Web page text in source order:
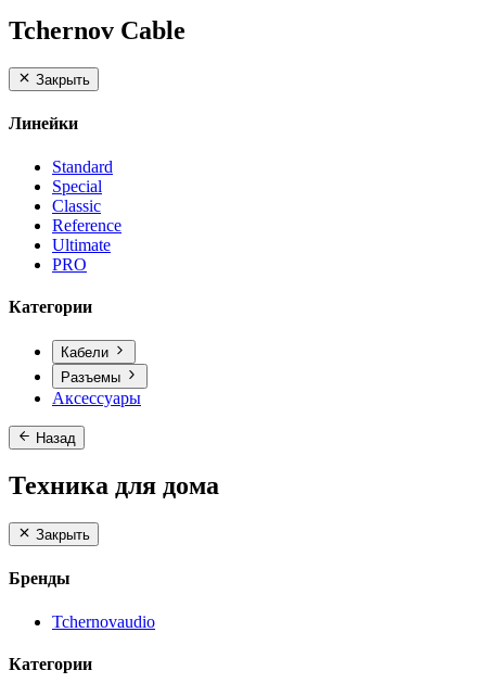
Tchernov Cable
Закрыть
Линейки
Standard
Special
Classic
Reference
Ultimate
PRO
Категории
Кабели
Разъемы
Аксессуары
Назад
Техника для дома
Закрыть
Бренды
Tchernovaudio
Категории